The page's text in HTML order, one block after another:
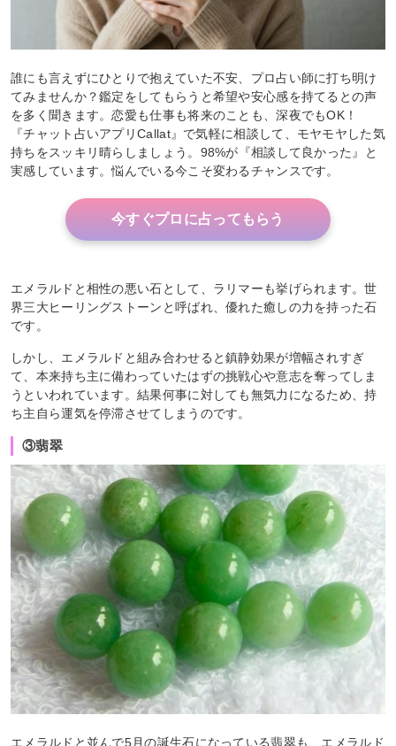
誰にも言えずにひとりで抱えていた不安、プロ占い師に打ち明け
てみませんか？鑑定をしてもらうと希望や安心感を持てるとの声
を多く聞きます。恋愛も仕事も将来のことも、深夜でもOK！
『チャット占いアプリCallat』で気軽に相談して、モヤモヤした気
持ちをスッキリ晴らしましょう。98%が『相談して良かった』と
実感しています。悩んでいる今こそ変わるチャンスです。
今すぐプロに占ってもらう
エメラルドと相性の悪い石として、ラリマーも挙げられます。世
界三大ヒーリングストーンと呼ばれ、優れた癒しの力を持った石
です。
しかし、エメラルドと組み合わせると鎮静効果が増幅されすぎ
て、本来持ち主に備わっていたはずの挑戦心や意志を奪ってしま
うといわれています。結果何事に対しても無気力になるため、持
ち主自ら運気を停滞させてしまうのです。
③翡翠
エメラルドと並んで5月の誕生石になっている翡翠も、エメラルド